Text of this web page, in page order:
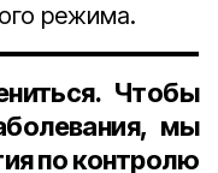
режима.
Чтобы
мы
по контролю